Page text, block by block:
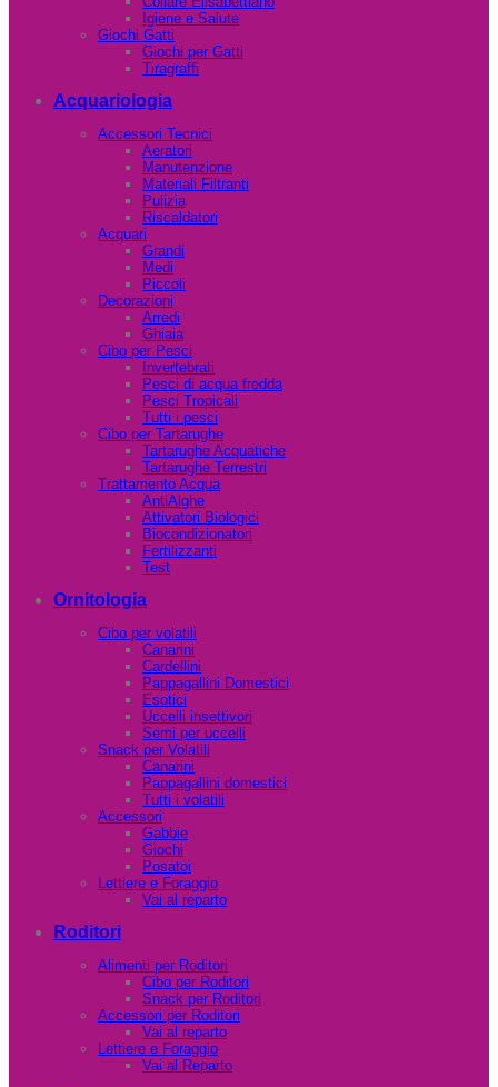
Igiene e Salute
Giochi Gatti
Giochi per Gatti
Tiragraffi
Acquariologia
Accessori Tecnici
Aeratori
Manutenzione
Materiali Filtranti
Pulizia
Riscaldatori
Acquari
Grandi
Medi
Piccoli
Decorazioni
Arredi
Ghiaia
Cibo per Pesci
Invertebrati
Pesci di acqua fredda
Pesci Tropicali
Tutti i pesci
Cibo per Tartarughe
Tartarughe Acquatiche
Tartarughe Terrestri
Trattamento Acqua
AntiAlghe
Attivatori Biologici
Biocondizionatori
Fertilizzanti
Test
Ornitologia
Cibo per volatili
Canarini
Cardellini
Pappagallini Domestici
Esotici
Uccelli insettivori
Semi per uccelli
Snack per Volatili
Canarini
Pappagallini domestici
Tutti i volatili
Accessori
Gabbie
Giochi
Posatoi
Lettiere e Foraggio
Vai al reparto
Roditori
Alimenti per Roditori
Cibo per Roditori
Snack per Roditori
Accessori per Roditori
Vai al reparto
Lettiere e Foraggio
Vai al Reparto